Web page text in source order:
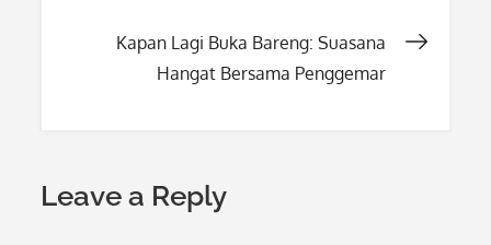
Kapan Lagi Buka Bareng: Suasana
Hangat Bersama Penggemar
Leave a Reply